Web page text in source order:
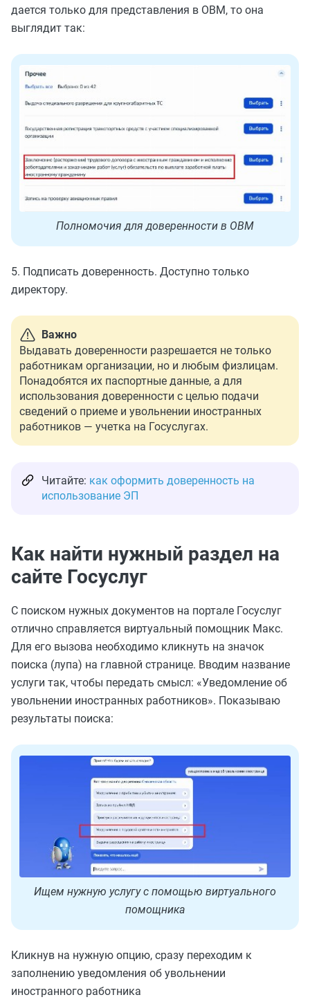
дается только для представления в ОВМ, то она
выглядит так:
Полномочия для доверенности в ОВМ
5. Подписать доверенность. Доступно только
директору.
Важно
Выдавать доверенности разрешается не только
работникам организации, но и любым физлицам.
Понадобятся их паспортные данные, а для
использования доверенности с целью подачи
сведений о приеме и увольнении иностранных
работников — учетка на Госуслугах.
Читайте: как оформить доверенность на
использование ЭП
Как найти нужный раздел на
сайте Госуслуг
С поиском нужных документов на портале Госуслуг
отлично справляется виртуальный помощник Макс.
Для его вызова необходимо кликнуть на значок
поиска (лупа) на главной странице. Вводим название
услуги так, чтобы передать смысл: «Уведомление об
увольнении иностранных работников». Показываю
результаты поиска:
Ищем нужную услугу с помощью виртуального
помощника
Кликнув на нужную опцию, сразу переходим к
заполнению уведомления об увольнении
иностранного работника